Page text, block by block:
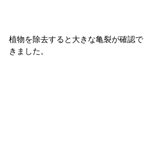
植物を除去すると大きな亀裂が確認で
きました。